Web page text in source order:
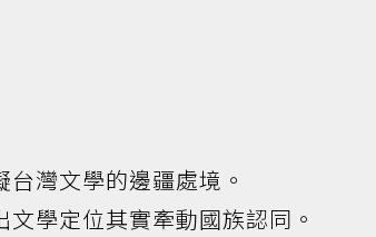
灣文學的邊疆處境。
學定位其實牽動國族認同。